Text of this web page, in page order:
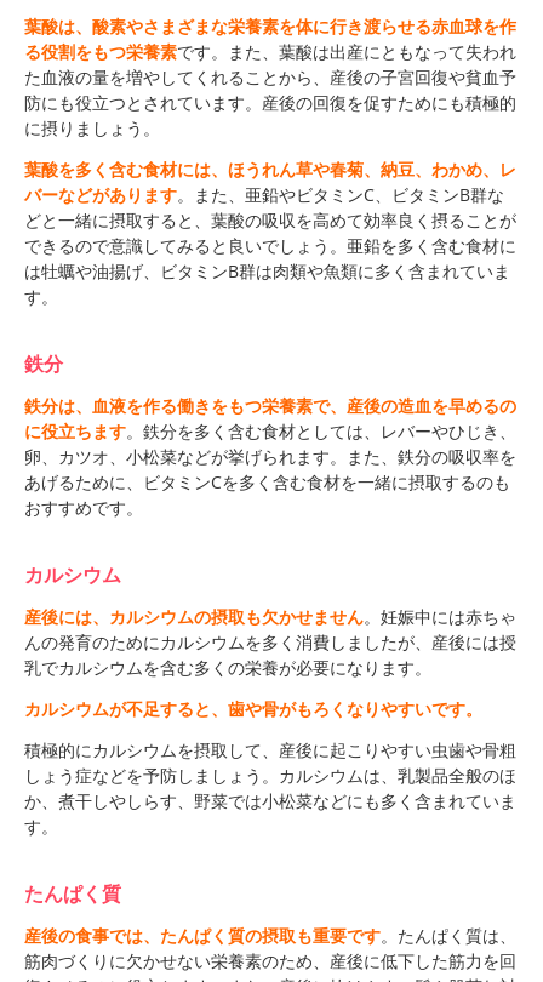
葉酸は、酸素やさまざまな栄養素を体に行き渡らせる赤血球を作
る役割をもつ栄養素です。また、葉酸は出産にともなって失われ
た血液の量を増やしてくれることから、産後の子宮回復や貧血予
防にも役立つとされています。産後の回復を促すためにも積極的
に摂りましょう。
葉酸を多く含む食材には、ほうれん草や春菊、納豆、わかめ、レ
バーなどがあります。また、亜鉛やビタミンC、ビタミンB群な
どと一緒に摂取すると、葉酸の吸収を高めて効率良く摂ることが
できるので意識してみると良いでしょう。亜鉛を多く含む食材に
は牡蠣や油揚げ、ビタミンB群は肉類や魚類に多く含まれていま
す。
鉄分
鉄分は、血液を作る働きをもつ栄養素で、産後の造血を早めるの
に役立ちます。鉄分を多く含む食材としては、レバーやひじき、
卵、カツオ、小松菜などが挙げられます。また、鉄分の吸収率を
あげるために、ビタミンCを多く含む食材を一緒に摂取するのも
おすすめです。
カルシウム
産後には、カルシウムの摂取も欠かせません。妊娠中には赤ちゃ
んの発育のためにカルシウムを多く消費しましたが、産後には授
乳でカルシウムを含む多くの栄養が必要になります。
カルシウムが不足すると、歯や骨がもろくなりやすいです。
積極的にカルシウムを摂取して、産後に起こりやすい虫歯や骨粗
しょう症などを予防しましょう。カルシウムは、乳製品全般のほ
か、煮干しやしらす、野菜では小松菜などにも多く含まれていま
す。
たんぱく質
産後の食事では、たんぱく質の摂取も重要です。たんぱく質は、
筋肉づくりに欠かせない栄養素のため、産後に低下した筋力を回